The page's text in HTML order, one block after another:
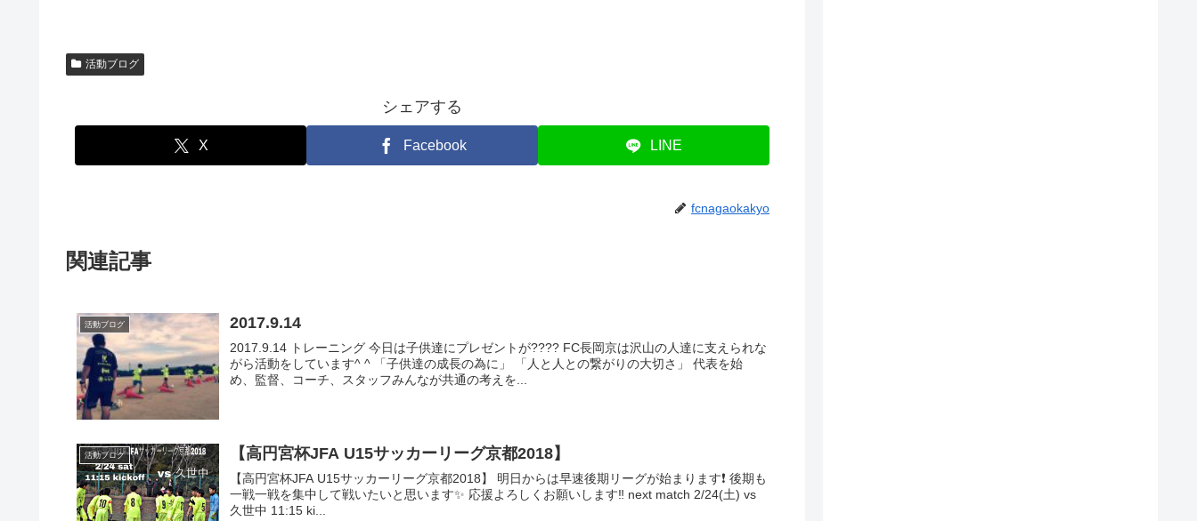
活動ブログ
シェアする
X Facebook LINE
fcnagaokakyo
関連記事
活動ブログ 2017.9.14
2017.9.14 トレーニング 今日は子供達にプレゼントが???? FC長岡京は沢山の人達に支えられな
がら活動をしています^ ^ 「子供達の成長の為に」 「人と人との繋がりの大切さ」 代表を始
め、監督、コーチ、スタッフみんなが共通の考えを...
活動ブログ 【高円宮杯JFA U15サッカーリーグ京都2018】
【高円宮杯JFA U15サッカーリーグ京都2018】 明日からは早速後期リーグが始まります❗️ 後期も
一戦一戦を集中して戦いたいと思います✨ 応援よろしくお願いします‼️ next match 2/24(土) vs
久世中 11:15 ki...